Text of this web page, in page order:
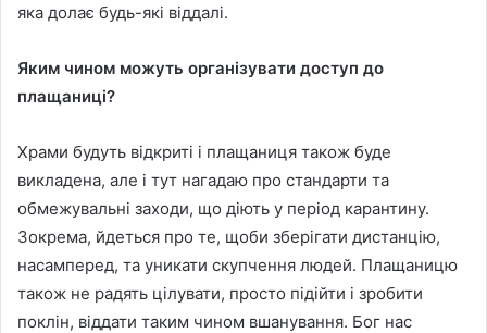
яка долає будь-які віддалі.
Яким чином можуть організувати доступ до
плащаниці?
Храми будуть відкриті і плащаниця також буде
викладена, але і тут нагадаю про стандарти та
обмежувальні заходи, що діють у період карантину.
Зокрема, йдеться про те, щоби зберігати дистанцію,
насамперед, та уникати скупчення людей. Плащаницю
також не радять цілувати, просто підійти і зробити
поклін, віддати таким чином вшанування. Бог нас